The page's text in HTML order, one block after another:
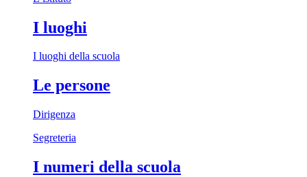
I luoghi
I luoghi della scuola
Le persone
Dirigenza
Segreteria
I numeri della scuola